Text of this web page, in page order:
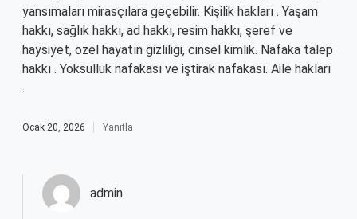
yansımaları mirasçılara geçebilir. Kişilik hakları . Yaşam
hakkı, sağlık hakkı, ad hakkı, resim hakkı, şeref ve
haysiyet, özel hayatın gizliliği, cinsel kimlik. Nafaka talep
hakkı . Yoksulluk nafakası ve iştirak nafakası. Aile hakları
.
Ocak 20, 2026 Yanıtla
admin